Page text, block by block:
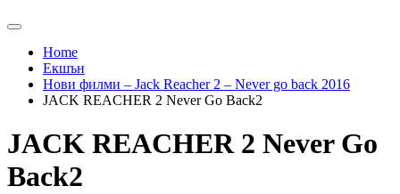
Home
Екшън
Нови филми – Jack Reacher 2 – Never go back 2016
JACK REACHER 2 Never Go Back2
JACK REACHER 2 Never Go
Back2